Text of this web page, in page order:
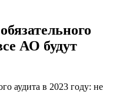
АО будут